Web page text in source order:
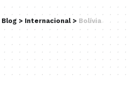
Blog > Internacional> Bolívia